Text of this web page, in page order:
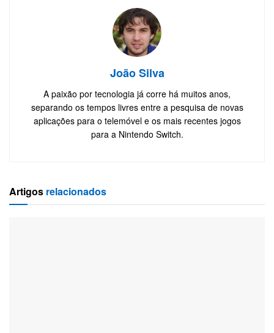
João Silva
A paixão por tecnologia já corre há muitos anos,
separando os tempos livres entre a pesquisa de novas
aplicações para o telemóvel e os mais recentes jogos
para a Nintendo Switch.
Artigos relacionados